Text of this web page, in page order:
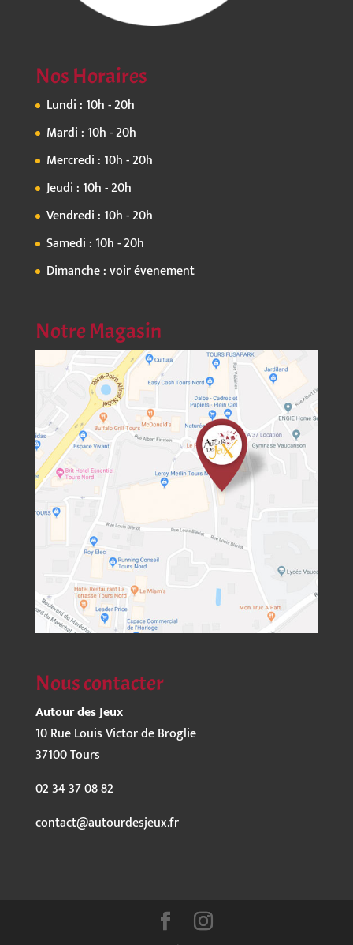
Nos Horaires
Lundi : 10h - 20h
Mardi : 10h - 20h
Mercredi : 10h - 20h
Jeudi : 10h - 20h
Vendredi : 10h - 20h
Samedi : 10h - 20h
Dimanche : voir évenement
Notre Magasin
Nous contacter
Autour des Jeux
10 Rue Louis Victor de Broglie
37100 Tours
02 34 37 08 82
contact@autourdesjeux.fr